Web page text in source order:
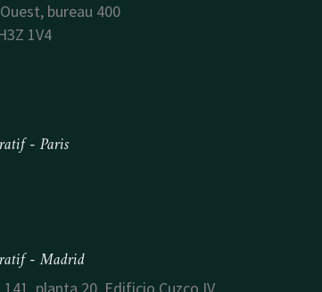
bureau 400
1V4
- Paris
- Madrid